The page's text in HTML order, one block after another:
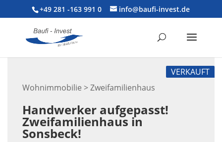
+49 281 -163 991 0 info@baufi-invest.de
Wohnimmobilie > Zweifamilienhaus
VERKAUFT
Handwerker aufgepasst!
Zweifamilienhaus in
Sonsbeck!